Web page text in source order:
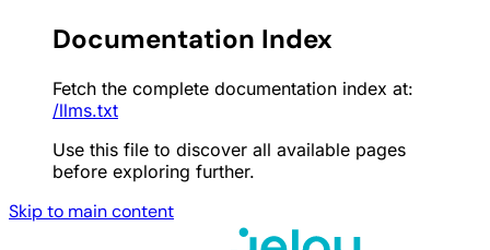
Documentation Index
Fetch the complete documentation index at:
/llms.txt
Use this file to discover all available pages
before exploring further.
Skip to main content